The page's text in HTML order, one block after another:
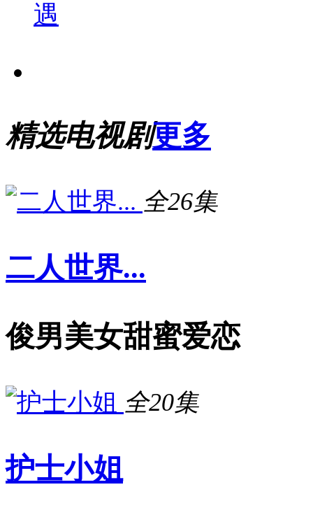
遇
精选电视剧更多
全26集
二人世界...
俊男美女甜蜜爱恋
全20集
护士小姐